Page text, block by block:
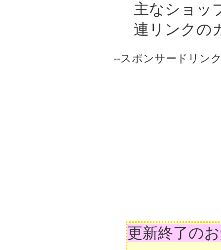
主なショッ
連リンクの
--スポンサードリン
更新終了の